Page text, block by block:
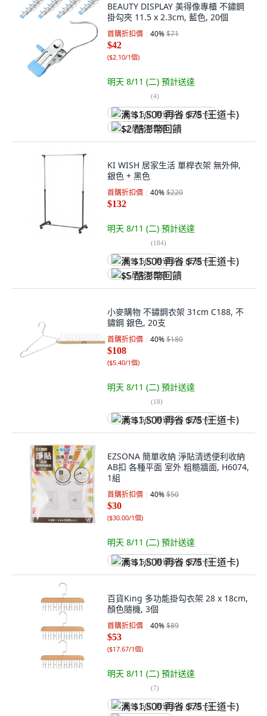
BEAUTY DISPLAY 美得像專櫃 不鏽鋼
掛勾夾 11.5 x 2.3cm, 藍色, 20個
首購折扣價 40%$71
$42
($2.10/1個)
明天 8/11 (二) 預計送達
(4)
满 $1,500 再省 $75 (王道卡)
$2 酷澎幣回饋
KI WISH 居家生活 單桿衣架 無外伸,
銀色 + 黑色
首購折扣價 40%$220
$132
明天 8/11 (二) 預計送達
(184)
满 $1,500 再省 $75 (王道卡)
$5 酷澎幣回饋
小麥購物 不鏽鋼衣架 31cm C188, 不
鏽鋼 銀色, 20支
首購折扣價 40%$180
$108
($5.40/1個)
明天 8/11 (二) 預計送達
(18)
满 $1,500 再省 $75 (王道卡)
EZSONA 簡單收納 淨貼清透便利收納
AB扣 各種平面 室外 粗糙牆面, H6074,
1組
首購折扣價 40%$50
$30
($30.00/1個)
明天 8/11 (二) 預計送達
满 $1,500 再省 $75 (王道卡)
百貨King 多功能掛勾衣架 28 x 18cm,
顏色隨機, 3個
首購折扣價 40%$89
$53
($17.67/1個)
明天 8/11 (二) 預計送達
(7)
满 $1,500 再省 $75 (王道卡)